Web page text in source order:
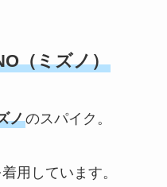
（ミズノ）
ノのスパイク。
用しています。